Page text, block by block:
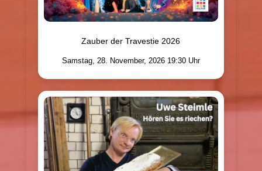
Zauber der Travestie 2026
Samstag, 28. November, 2026 19:30 Uhr